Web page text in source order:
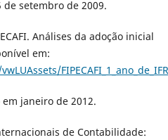
setembro de 2009.
Análises da adoção inicial
em:
em janeiro de 2012.
de Contabilidade: